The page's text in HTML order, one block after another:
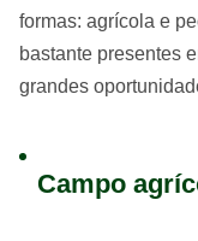
formas: agrícola e
bastante presentes
grandes
Campo